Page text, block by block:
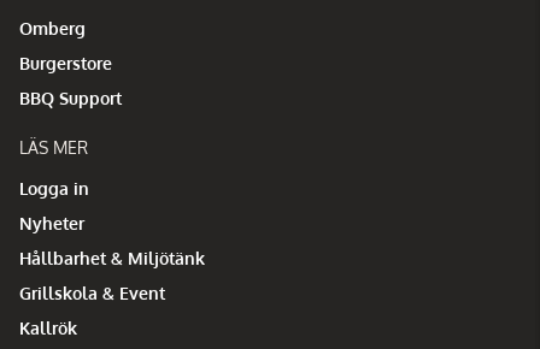
Omberg
Burgerstore
BBQ Support
LÄS MER
Logga in
Nyheter
Hållbarhet & Miljötänk
Grillskola & Event
Kallrök